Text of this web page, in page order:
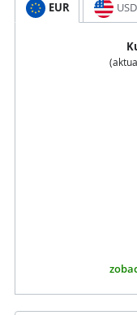
EUR USD